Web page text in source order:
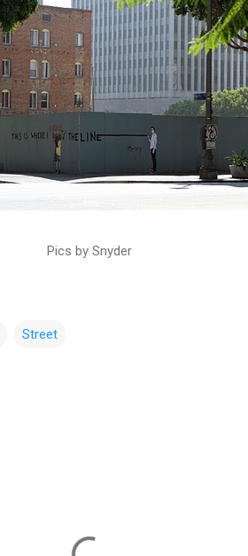
Pics by Snyder
Street